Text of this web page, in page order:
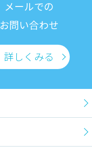
メールでの
お問い合わせ
詳しくみる